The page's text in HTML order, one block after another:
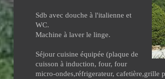
Sdb avec douche à l'italienne et
WC.
Machine à laver le linge.
Séjour cuisine équipée (plaque de
cuisson à induction, four, four
micro-ondes,réfrigerateur, cafetière,grille